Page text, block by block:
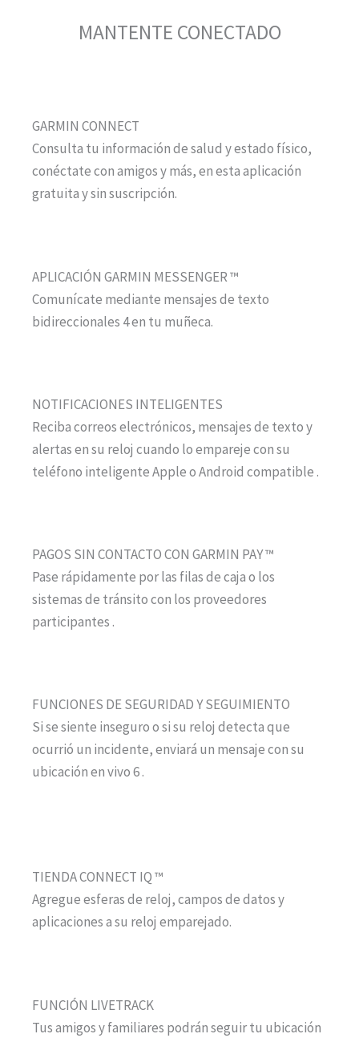
MANTENTE CONECTADO
GARMIN CONNECT
Consulta tu información de salud y estado físico,
conéctate con amigos y más, en esta aplicación
gratuita y sin suscripción.
APLICACIÓN GARMIN MESSENGER ™
Comunícate mediante mensajes de texto
bidireccionales 4 en tu muñeca.
NOTIFICACIONES INTELIGENTES
Reciba correos electrónicos, mensajes de texto y
alertas en su reloj cuando lo empareje con su
teléfono inteligente Apple o Android compatible .
PAGOS SIN CONTACTO CON GARMIN PAY ™
Pase rápidamente por las filas de caja o los
sistemas de tránsito con los proveedores
participantes .
FUNCIONES DE SEGURIDAD Y SEGUIMIENTO
Si se siente inseguro o si su reloj detecta que
ocurrió un incidente, enviará un mensaje con su
ubicación en vivo 6 .
TIENDA CONNECT IQ ™
Agregue esferas de reloj, campos de datos y
aplicaciones a su reloj emparejado.
FUNCIÓN LIVETRACK
Tus amigos y familiares podrán seguir tu ubicación